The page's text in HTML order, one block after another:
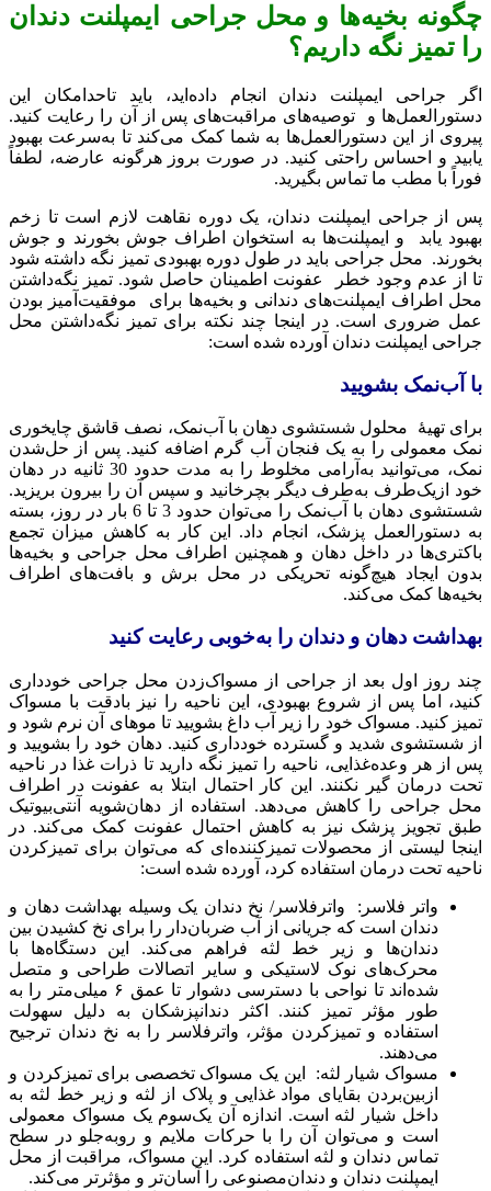
چگونه بخیه‌ها و محل جراحی ایمپلنت دندان
را تمیز نگه داریم؟
اگر جراحی ایمپلنت دندان انجام داده‌اید، باید تاحدامکان این
دستورالعمل‌ها و توصیه‌های مراقبت‌های پس از آن را رعایت کنید.
پیروی از این دستورالعمل‌ها به شما کمک می‌کند تا به‌سرعت بهبود
یابید و احساس راحتی کنید. در صورت بروز هرگونه عارضه، لطفاً
فوراً با مطب ما تماس بگیرید.
پس از جراحی ایمپلنت دندان، یک دوره نقاهت لازم است تا زخم
بهبود یابد و ایمپلنت‌ها به استخوان اطراف جوش بخورند و جوش
بخورند. محل جراحی باید در طول دوره بهبودی تمیز نگه داشته شود
تا از عدم وجود خطر عفونت اطمینان حاصل شود. تمیز نگه‌داشتن
محل اطراف ایمپلنت‌های دندانی و بخیه‌ها برای موفقیت‌آمیز بودن
عمل ضروری است. در اینجا چند نکته برای تمیز نگه‌داشتن محل
جراحی ایمپلنت دندان آورده شده است:
با آب‌نمک بشویید
برای تهیهٔ محلول شستشوی دهان با آب‌نمک، نصف قاشق چایخوری
نمک معمولی را به یک فنجان آب گرم اضافه کنید. پس از حل‌شدن
نمک، می‌توانید به‌آرامی مخلوط را به مدت حدود 30 ثانیه در دهان
خود ازیک‌طرف به‌طرف دیگر بچرخانید و سپس آن را بیرون بریزید.
شستشوی دهان با آب‌نمک را می‌توان حدود 3 تا 6 بار در روز، بسته
به دستورالعمل پزشک، انجام داد. این کار به کاهش میزان تجمع
باکتری‌ها در داخل دهان و همچنین اطراف محل جراحی و بخیه‌ها
بدون ایجاد هیچ‌گونه تحریکی در محل برش و بافت‌های اطراف
بخیه‌ها کمک می‌کند.
بهداشت دهان و دندان را به‌خوبی رعایت کنید
چند روز اول بعد از جراحی از مسواک‌زدن محل جراحی خودداری
کنید، اما پس از شروع بهبودی، این ناحیه را نیز بادقت با مسواک
تمیز کنید. مسواک خود را زیر آب داغ بشویید تا موهای آن نرم شود و
از شستشوی شدید و گسترده خودداری کنید. دهان خود را بشویید و
پس از هر وعده‌غذایی، ناحیه را تمیز نگه دارید تا ذرات غذا در ناحیه
تحت درمان گیر نکنند. این کار احتمال ابتلا به عفونت در اطراف
محل جراحی را کاهش می‌دهد. استفاده از دهان‌شویه آنتی‌بیوتیک
طبق تجویز پزشک نیز به کاهش احتمال عفونت کمک می‌کند. در
اینجا لیستی از محصولات تمیزکننده‌ای که می‌توان برای تمیزکردن
ناحیه تحت درمان استفاده کرد، آورده شده است:
واتر فلاسر: واترفلاسر/ نخ دندان یک وسیله بهداشت دهان و
دندان است که جریانی از آب ضربان‌دار را برای نخ کشیدن بین
دندان‌ها و زیر خط لثه فراهم می‌کند. این دستگاه‌ها با
محرک‌های نوک لاستیکی و سایر اتصالات طراحی و متصل
شده‌اند تا نواحی با دسترسی دشوار تا عمق ۶ میلی‌متر را به
طور مؤثر تمیز کنند. اکثر دندانپزشکان به دلیل سهولت
استفاده و تمیزکردن مؤثر، واترفلاسر را به نخ دندان ترجیح
می‌دهند.
مسواک شیار لثه: این یک مسواک تخصصی برای تمیزکردن و
ازبین‌بردن بقایای مواد غذایی و پلاک از لثه و زیر خط لثه به
داخل شیار لثه است. اندازه آن یک‌سوم یک مسواک معمولی
است و می‌توان آن را با حرکات ملایم و روبه‌جلو در سطح
تماس دندان و لثه استفاده کرد. این مسواک، مراقبت از محل
ایمپلنت دندان و دندان‌مصنوعی را آسان‌تر و مؤثرتر می‌کند.